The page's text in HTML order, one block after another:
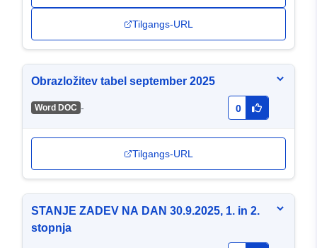
Tilgangs-URL
Obrazložitev tabel september 2025
Word DOC - 0
Tilgangs-URL
STANJE ZADEV NA DAN 30.9.2025, 1. in 2.
stopnja